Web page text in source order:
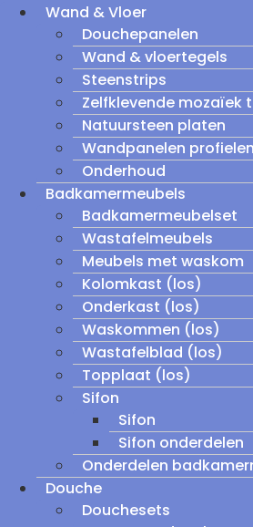
Wand & Vloer
Douchepanelen
Wand & vloertegels
Steenstrips
Zelfklevende mozaïek
Natuursteen platen
Wandpanelen profielen
Onderhoud
Badkamermeubels
Badkamermeubelset
Wastafelmeubels
Meubels met waskom
Kolomkast (los)
Onderkast (los)
Waskommen (los)
Wastafelblad (los)
Topplaat (los)
Sifon
Sifon
Sifon onderdelen
Onderdelen
Douche
Douchesets